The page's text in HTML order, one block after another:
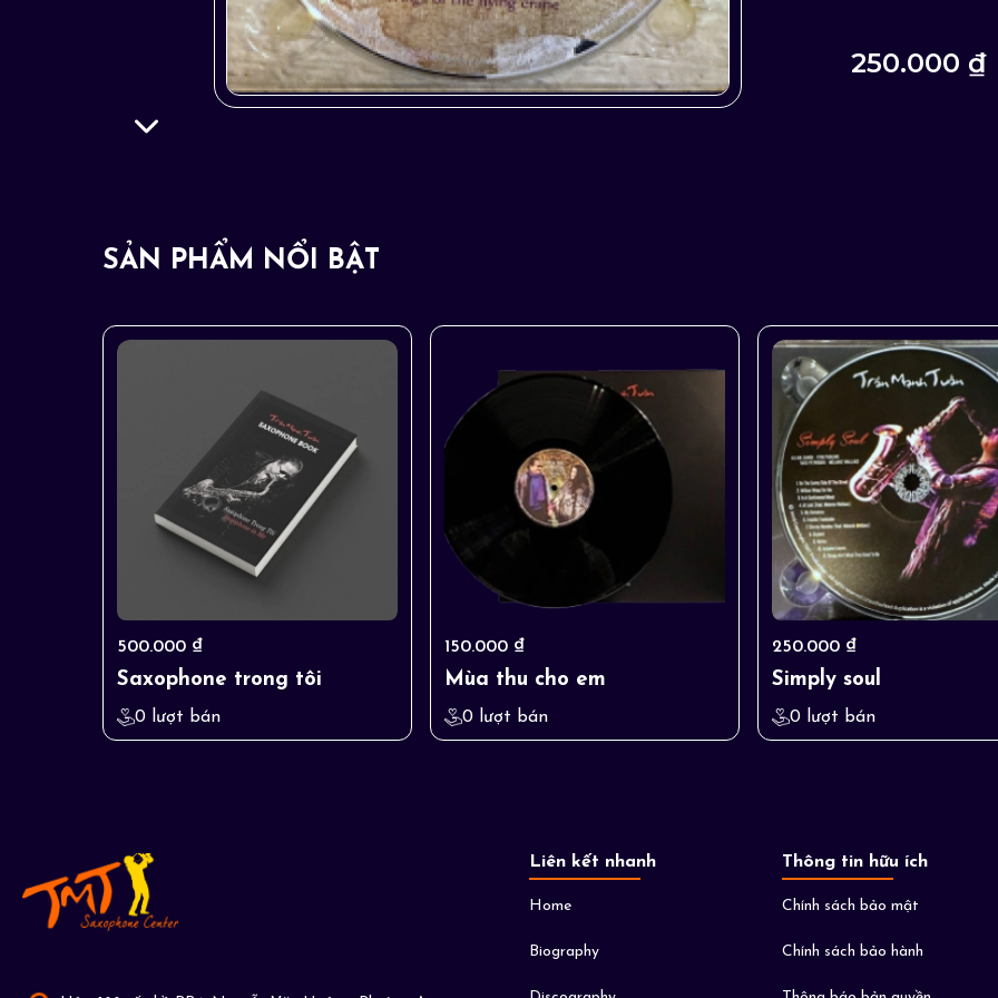
250.000 ₫
SẢN PHẨM NỔI BẬT
500.000 ₫
Saxophone trong tôi
0 lượt bán
150.000 ₫
Mùa thu cho em
0 lượt bán
250.000 ₫
Simply soul
0 lượt bán
Liên kết nhanh
Home
Biography
Thông tin hữu ích
Chính sách bảo mật
Chính sách bảo hành